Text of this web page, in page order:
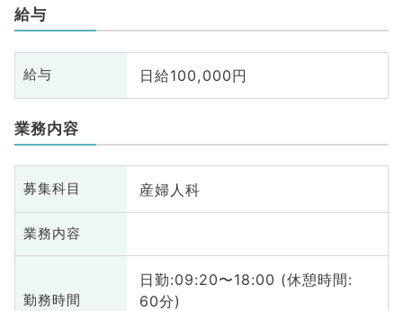
給与
給与 日給100,000円
業務内容
募集科目 産婦人科
業務内容
勤務時間
日勤:09:20〜18:00 (休憩時間:
60分)